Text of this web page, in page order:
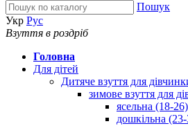
Пошук
Укр Рус
Взуття в роздріб
Головна
Для дітей
Дитяче взуття для
зимове взуття для
ясельна (18-26)
дошкільна